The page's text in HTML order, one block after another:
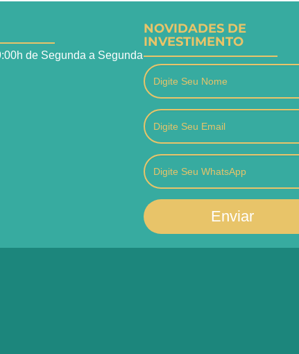
de Segunda a Segunda
NOVIDADES DE
INVESTIMENTO
Enviar